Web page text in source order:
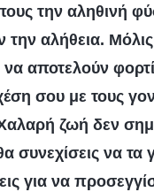
την αληθινή
την αλήθεια.
αποτελούν
σου με τους
ζωή δεν
συνεχίσεις να
για να